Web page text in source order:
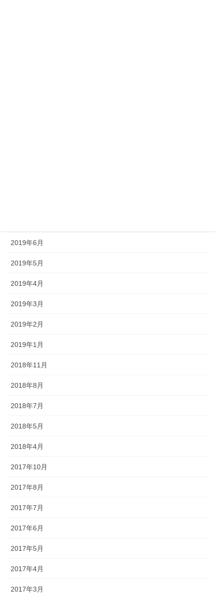
2019年6月
2019年5月
2019年4月
2019年3月
2019年2月
2019年1月
2018年11月
2018年8月
2018年7月
2018年5月
2018年4月
2017年10月
2017年8月
2017年7月
2017年6月
2017年5月
2017年4月
2017年3月